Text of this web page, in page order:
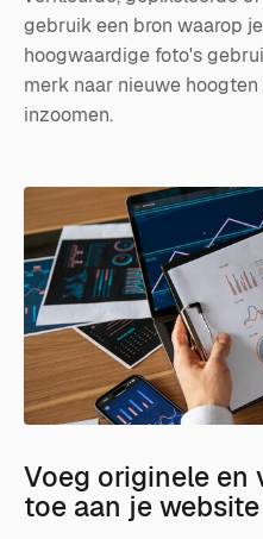
gebruik een bron waarop
hoogwaardige foto's
merk naar nieuwe
inzoomen.
Voeg originele en
toe aan je